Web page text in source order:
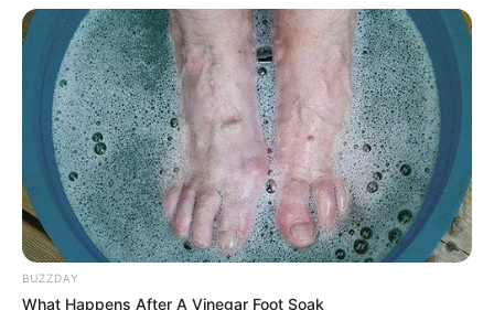
Dauer: ca. 2,5 Std. - Fahren auf dem Jumicarplatz -
Individuelle Betreuung - Einweisung, Begehung des
Platzes, Erklärung der Verkehrszeichen und -regeln.
- Praxis (Fahrten im jumicar Auto) - Mittagessen
(Pizza oder Pommes und Chicken Mcnuggets und
Getränke (5 x 1l), nach Wunsch) - Kleines Geschenk
für alle Teilnehmer. 3. Premium-Mixed-Paket (für 10
Kinder: € 269,-; jedes weitere Kind € 26,90) - Dauer:
ca. 3 Std. - Fahren auf dem Jumicarplatz + Fußball
mit Betreuung- Individuelle Betreuung - Einweisung,
Begehung des Platzes, Erklärung der
Verkehrszeichen und -regeln. - Praxis (Fahrten im
BUZZDAY
What Happens After A Vinegar Foot Soak